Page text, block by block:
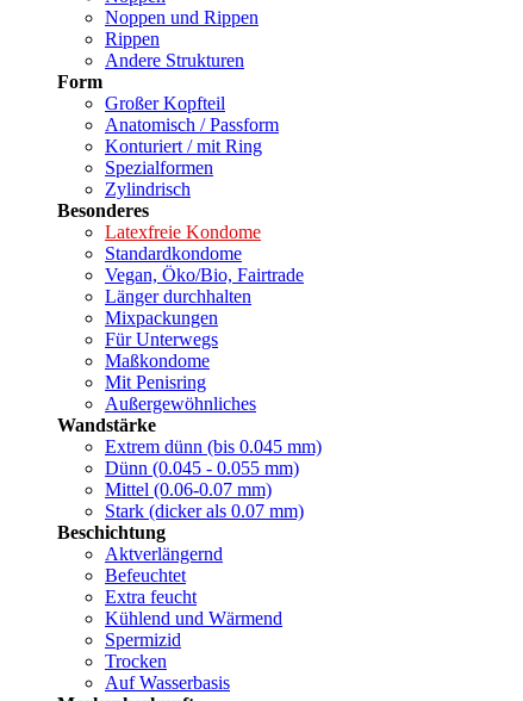
Noppen und Rippen
Rippen
Andere Strukturen
Form
Großer Kopfteil
Anatomisch / Passform
Konturiert / mit Ring
Spezialformen
Zylindrisch
Besonderes
Latexfreie Kondome
Standardkondome
Vegan, Öko/Bio, Fairtrade
Länger durchhalten
Mixpackungen
Für Unterwegs
Maßkondome
Mit Penisring
Außergewöhnliches
Wandstärke
Extrem dünn (bis 0.045 mm)
Dünn (0.045 - 0.055 mm)
Mittel (0.06-0.07 mm)
Stark (dicker als 0.07 mm)
Beschichtung
Aktverlängernd
Befeuchtet
Extra feucht
Kühlend und Wärmend
Spermizid
Trocken
Auf Wasserbasis